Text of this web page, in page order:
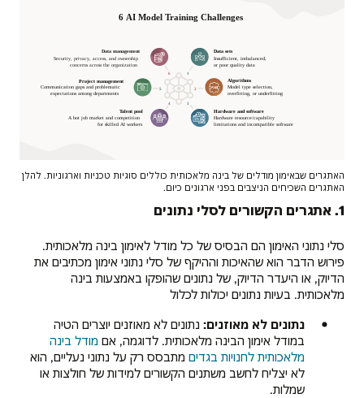
האתגרים שבאימון מודלים של בינה מלאכותית כוללים סוגיות טכניות וארגוניות. להלן
האתגרים השכיחים הניצבים בפני ארגונים כיום.
התמונה
שישה
אתגרים
באימון
מודלים
בינה
מלאכותית:
חומרה
ותוכנה:
1. אתגרים הקשורים לסלי נתונים
סלי נתוני האימון הם הבסיס של כל מודל לאימון בינה מלאכותית.
פירוש הדבר הוא שהאיכות וההיקף של סלי נתוני אימון מכתיבים את
הדיוק, או היעדר הדיוק, של נתונים שהופקו באמצעות בינה
מלאכותית. בעיות נתונים יכולות לכלול
נתונים לא מאוזנים: נתונים לא מאוזנים יוצרים הטיה
במודל אימון הבינה מלאכותית. לדוגמה, אם מודל בינה
מלאכותית לחנויות בגדים מתבסס רק על נתוני נעליים, הוא
לא יצליח לחשב משתנים הקשורים למידות של חולצות או
שמלות.